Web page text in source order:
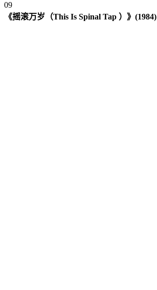
09
《摇滚万岁（This Is Spinal Tap ）》(1984)